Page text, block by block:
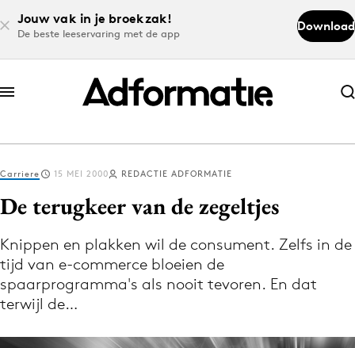
Jouw vak in je broekzak!
De beste leeservaring met de app
Download
Abonneer nu
Abonneer nu
Log in
Download de app
Volg het laatste nieuws via de Adformatie
Nieuws app
Carriere 15 MEI 2000 REDACTIE ADFORMATIE
De terugkeer van de zegeltjes
Knippen en plakken wil de consument. Zelfs in de
tijd van e-commerce bloeien de
spaarprogramma's als nooit tevoren. En dat
terwijl de…